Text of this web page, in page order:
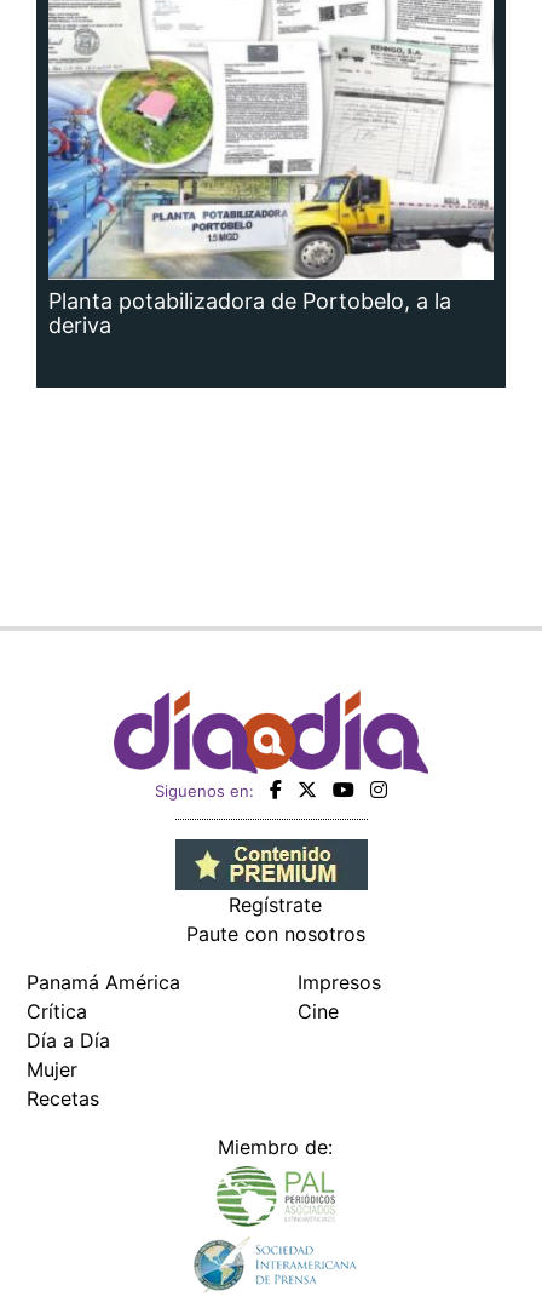
Planta potabilizadora de Portobelo, a la
deriva
Siguenos en:
Regístrate
Paute con nosotros
Panamá América
Crítica
Día a Día
Mujer
Recetas
Impresos
Cine
Miembro de: